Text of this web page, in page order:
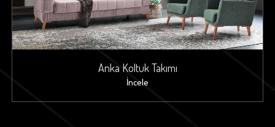
Anka Koltuk Takımı
İncele